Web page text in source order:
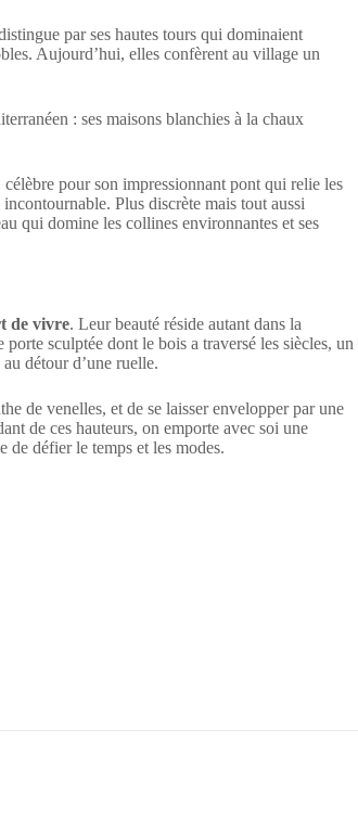
par ses hautes tours qui dominaient
Aujourd’hui, elles confèrent au village un
: ses maisons blanchies à la chaux
célèbre pour son impressionnant pont qui relie les
Plus discrète mais tout aussi
qui domine les collines environnantes et ses
de vivre. Leur beauté réside autant dans la
sculptée dont le bois a traversé les siècles, un
détour d’une ruelle.
de venelles, et de se laisser envelopper par une
de ces hauteurs, on emporte avec soi une
de défier le temps et les modes.